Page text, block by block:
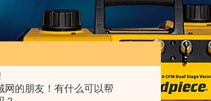
网的朋友！有什么可以帮